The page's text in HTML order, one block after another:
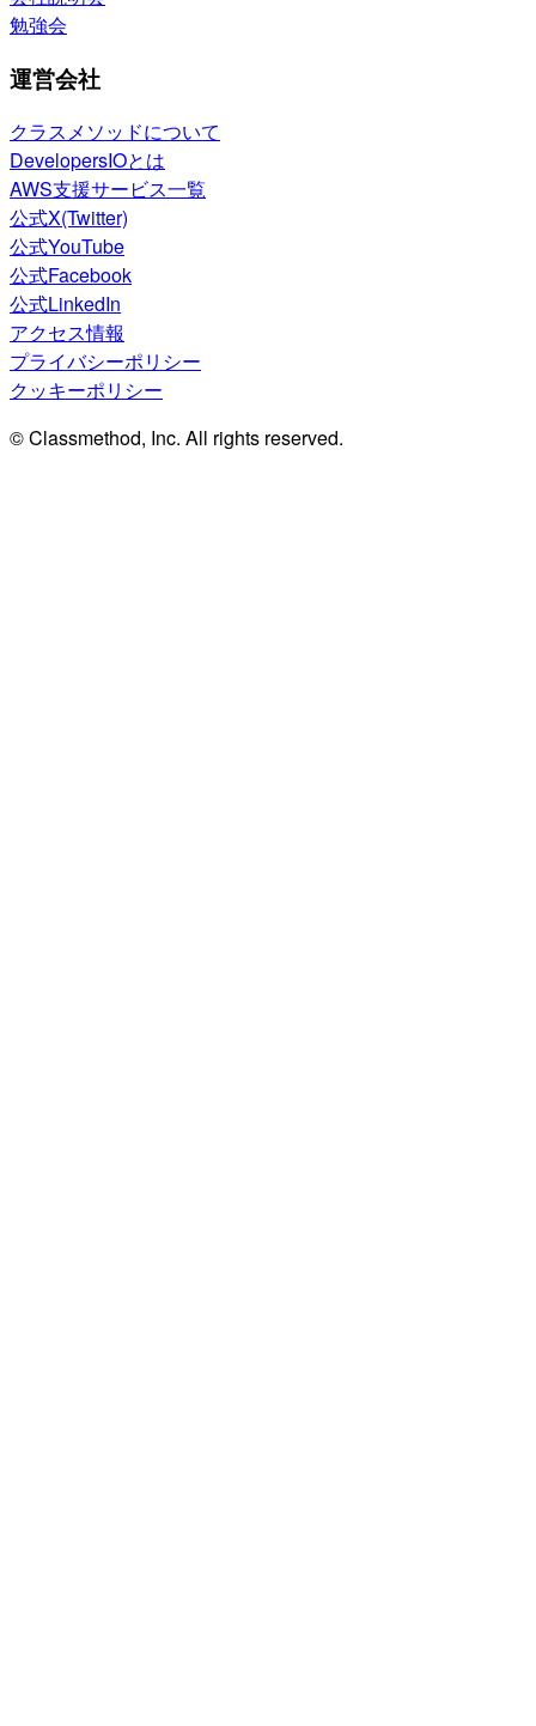
勉強会
運営会社
クラスメソッドについて
DevelopersIOとは
AWS支援サービス一覧
公式X(Twitter)
公式YouTube
公式Facebook
公式LinkedIn
アクセス情報
プライバシーポリシー
クッキーポリシー
© Classmethod, Inc. All rights reserved.